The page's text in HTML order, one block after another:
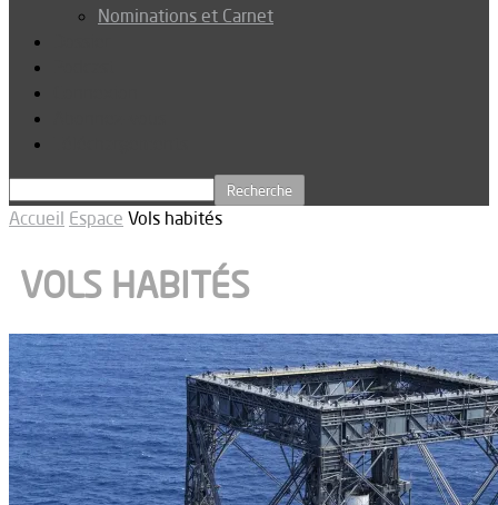
Nominations et Carnet
Accueil Espace Vols habités
VOLS HABITÉS